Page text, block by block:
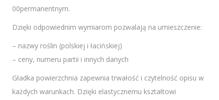
00permanentnym.
Dzięki odpowiednim wymiarom pozwalają na umieszczenie:
– nazwy roślin (polskiej i łacińskiej)
– ceny, numeru partii i innych danych
Gładka powierzchnia zapewnia trwałość i czytelność opisu w
każdych warunkach. Dzięki elastycznemu kształtowi